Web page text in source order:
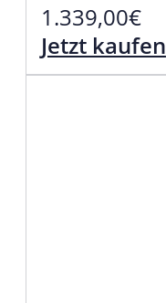
1.339,00€
Jetzt kaufen